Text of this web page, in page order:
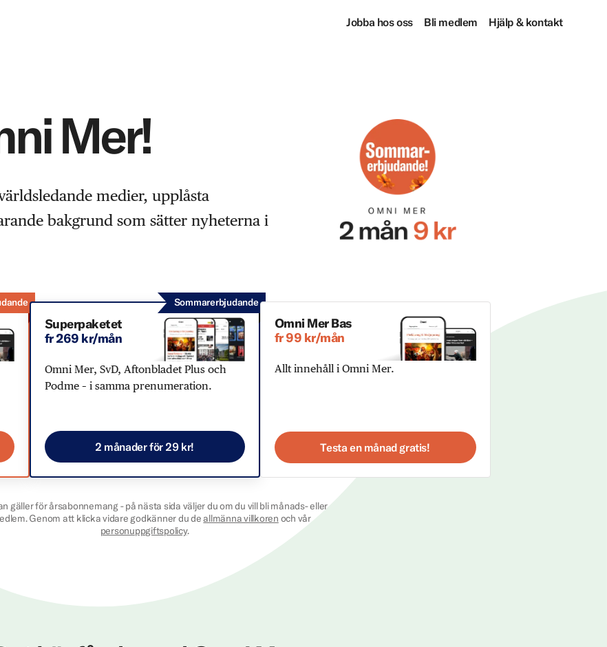
Jobba hos oss Bli medlem Hjälp & kontakt
Mer!
medier, upplåsta
bakgrund som sätter nyheterna i
Sommarerbjudande
Superpaketet
fr 269 kr/mån
Omni Mer, SvD, Aftonbladet Plus och
Podme – i samma prenumeration.
2 månader för 29 kr!
Omni Mer Bas
fr 99 kr/mån
Allt innehåll i Omni Mer.
Testa en månad gratis!
gäller för årsabonnemang - på nästa sida väljer du om du vill bli månads- eller
Genom att klicka vidare godkänner du deallmänna villkoren och vår
personuppgiftspolicy.